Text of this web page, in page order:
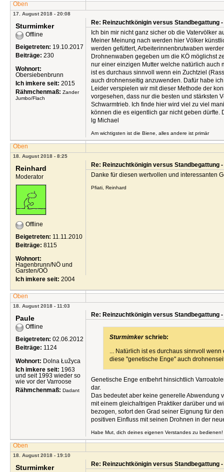
Oben
17. August 2018 - 20:08
Sturmimker
Offline
Beigetreten: 19.10.2017
Beiträge: 230
Wohnort:
Obersiebenbrunn
Ich imkere seit: 2015
Rähmchenmaß: Zander
Jumbo/Flach
Re: Reinzuchtkönigin versus Standbegattung
Ich bin mir nicht ganz sicher ob die Vatervölker
Meiner Meinung nach werden hier Völker
werden gefüttert, Arbeiterinnenbrutwaben
Drohnenwaben gegeben um die KÖ möglichst
nur einer einzigen Mutter welche natürlich auch
ist es durchaus sinnvoll wenn ein Zuchtziel
auch drohnenseitig anzuwenden. Dafür habe
Leider verspielen wir mit dieser Methode der
vorgesehen, dass nur die besten und stärksten
Schwarmtrieb. Ich finde hier wird viel zu viel
können die es eigentlich gar nicht geben
lg Michael
Am wichtigsten ist die Biene, alles andere ist primär
Oben
18. August 2018 - 8:25
Reinhard
Moderator
Offline
Beigetreten: 11.11.2010
Beiträge: 8115
Wohnort:
Hagenbrunn/NÖ und
Garsten/OÖ
Ich imkere seit: 2004
Re: Reinzuchtkönigin versus Standbegattung
Danke für diesen wertvollen und interessanten
Pfiati, Reinhard
Oben
18. August 2018 - 11:03
Paule
Offline
Beigetreten: 02.06.2012
Beiträge: 1124
Wohnort: Dolna Łužyca
Ich imkere seit: 1963
und seit 1993 wieder so
wie vor der Varroose
Rähmchenmaß: Dadant
Re: Reinzuchtkönigin versus Standbegattung
Sturmimkerschrieb:
... Natürlich ist es durchaus sinnvoll
diese "genetische Enge" auch
Genetische Enge entbehrt hinsichtlich
dar.
Das bedeutet aber keine generelle Abwendung
mit einem gleichaltrigen Praktiker darüber und
bezogen, sofort den Grad seiner Eignung für
positiven Einfluss mit seinen Drohnen in der
Habe Mut, dich deines eigenen Verstandes zu bedienen!
Oben
18. August 2018 - 19:10
Sturmimker Re: Reinzuchtkönigin versus Standbegattung